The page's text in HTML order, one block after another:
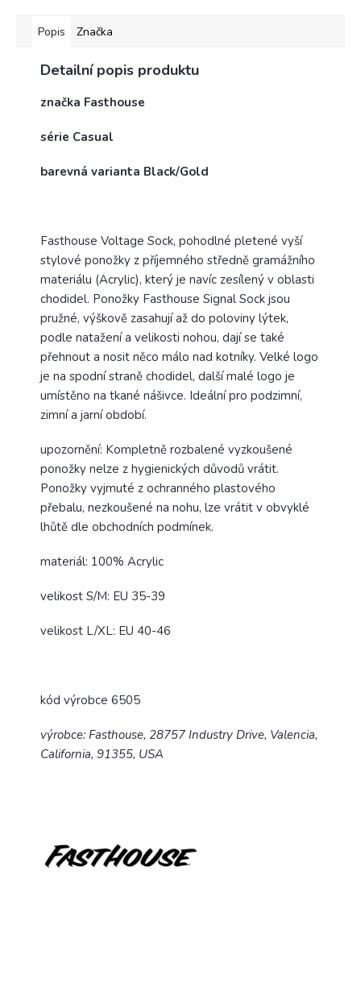
Popis Značka
Detailní popis produktu
značka Fasthouse
série Casual
barevná varianta Black/Gold
Fasthouse Voltage Sock, pohodlné pletené vyší
stylové ponožky z příjemného středně gramážního
materiálu (Acrylic), který je navíc zesílený v oblasti
chodidel. Ponožky Fasthouse Signal Sock jsou
pružné, výškově zasahují až do poloviny lýtek,
podle natažení a velikosti nohou, dají se také
přehnout a nosit něco málo nad kotníky. Velké logo
je na spodní straně chodidel, další malé logo je
umístěno na tkané nášivce. Ideální pro podzimní,
zimní a jarní období.
upozornění: Kompletně rozbalené vyzkoušené
ponožky nelze z hygienických důvodů vrátit.
Ponožky vyjmuté z ochranného plastového
přebalu, nezkoušené na nohu, lze vrátit v obvyklé
lhůtě dle obchodních podmínek.
materiál: 100% Acrylic
velikost S/M: EU 35-39
velikost L/XL: EU 40-46
kód výrobce 6505
výrobce: Fasthouse, 28757 Industry Drive, Valencia,
California, 91355, USA